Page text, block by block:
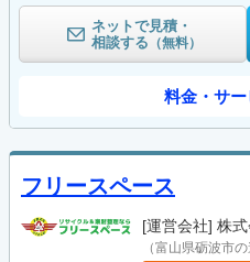
ネットで見積・
相談する （無料）
料金・サ
フリースペース
[運営会社] 株
（富山県砺波市の